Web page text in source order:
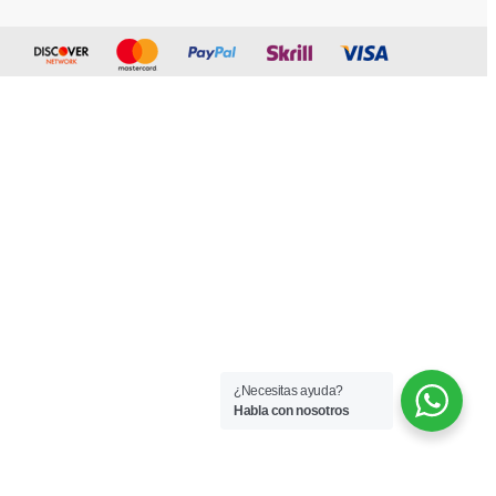
¿Necesitas ayuda?
Habla con nosotros